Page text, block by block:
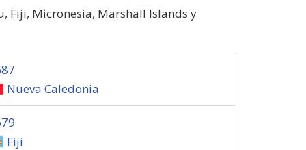
Fiji, Micronesia, Marshall Islands y
Nueva Caledonia
Fiji